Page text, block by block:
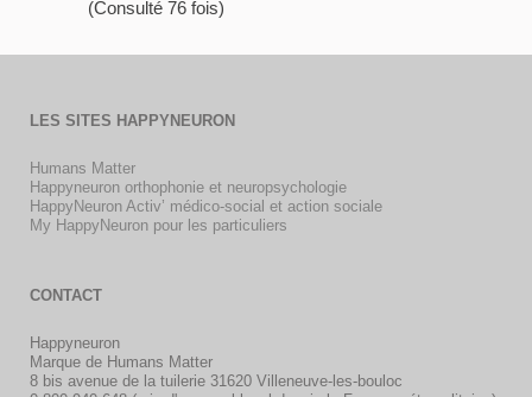
(Consulté 76 fois)
LES SITES HAPPYNEURON
Humans Matter
Happyneuron orthophonie et neuropsychologie
HappyNeuron Activ’ médico-social et action sociale
My HappyNeuron pour les particuliers
CONTACT
Happyneuron
Marque de Humans Matter
8 bis avenue de la tuilerie 31620 Villeneuve-les-bouloc